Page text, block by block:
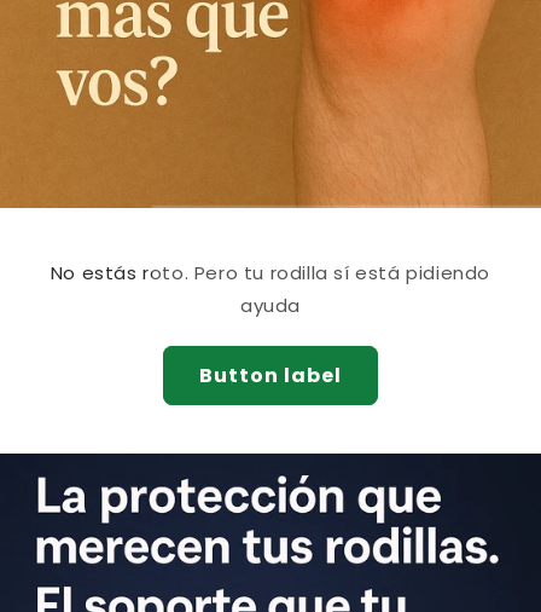
No estás roto. Pero tu rodilla sí está pidiendo
ayuda
Button label